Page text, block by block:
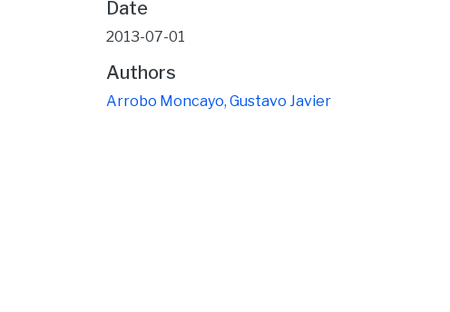
Date
2013-07-01
Authors
Arrobo Moncayo, Gustavo Javier